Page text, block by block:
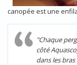
canopée est une
"Chaque
côté
dans les